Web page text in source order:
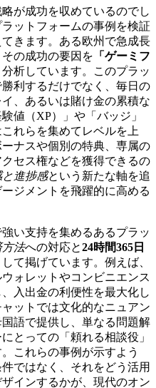
が成功を収めているのでし
ットフォームの事例を検証
きます。ある欧州で急成長
の成功の要因を 「ゲーミフ
析しています。このプラッ
利するだけでなく、毎日の
、あるいは賭け金の累積な
値（XP）」や「バッジ」
れらを集めてレベルを上
ナスや個別の特典、専属の
セス権などを獲得できるの
と進捗感という新たな軸を追
ジメントを飛躍的に高める
い支持を集めるあるプラッ
方法への対応と24時間365日
て掲げています。例えば、
ォレットやコンビニエンス
入出金の利便性を最大化し
ットでは文化的なニュアン
語で提供し、単なる問題解
とっての「頼れる相談役」
これらの事例が示すよう
ではなく、それをどう活用
インするかが、現代のオン